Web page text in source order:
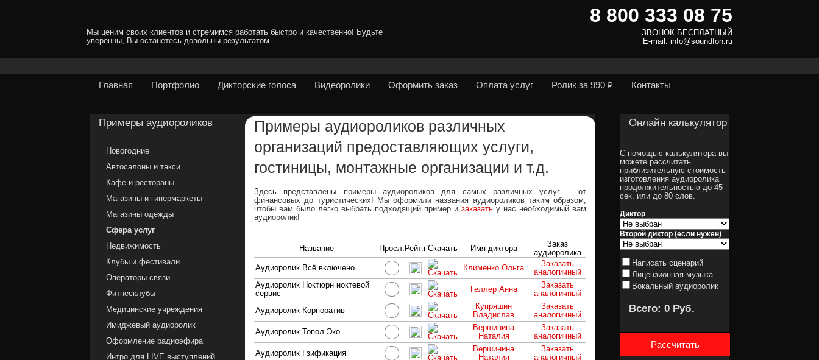
Мы ценим своих клиентов и стремимся работать быстро и качественно! Будьте
уверенны, Вы останетесь довольны результатом.
8 800 333 08 75
ЗВОНОК БЕСПЛАТНЫЙ
E-mail: info@soundfon.ru
Главная Портфолио Дикторские голоса Видеоролики Оформить заказ Оплата услуг Ролик за 990 ₽ Контакты
Примеры аудиороликов различных
организаций предоставляющих услуги,
гостиницы, монтажные организации и т.д.
Здесь представлены примеры аудиороликов для самых различных услуг – от
финансовых до туристических! Мы оформили названия аудиороликов таким образом,
чтобы вам было легко выбрать подходящий пример и заказать у нас необходимый вам
аудиоролик!
Название Просл. Рейт.гСкачать Имя диктора
Заказ
аудиоролика
Аудиоролик Всё включено
Клименко Ольга
Заказать
аналогичный
Аудиоролик Ноктюрн ноктевой
сервис
Геллер Анна
Заказать
аналогичный
Аудиоролик Корпоратив
Купряшин
Владислав
Заказать
аналогичный
Аудиоролик Топол Эко
Вершинина
Наталия
Заказать
аналогичный
Аудиоролик Гзификация
Вершинина
Наталия
Заказать
аналогичный
Примеры аудиороликов
Новогодние
Автосалоны и такси
Кафе и рестораны
Магазины и гипермаркеты
Магазины одежды
Сфера услуг
Недвижимость
Клубы и фестивали
Операторы связи
Фитнесклубы
Медицинские учреждения
Имиджевый аудиоролик
Оформление радиоэфира
Интро для LIVE выступлений
Онлайн калькулятор
С помощью калькулятора вы
можете рассчитать
приблизительную стоимость
изготовления аудиоролика
продолжительностью до 45
сек. или до 80 слов.
Диктор
Второй диктор (если нужен)
Написать сценарий
Лицензионная музыка
Вокальный аудиоролик
Всего: 0 Руб.
Рассчитать